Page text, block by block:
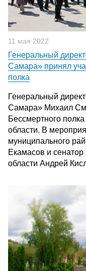
11 мая 2022
Генеральный
Самара» принял
полка
Генеральный
Самара» Михаил
Бессмертного
области. В
муниципального
Екамасов и
области Андрей